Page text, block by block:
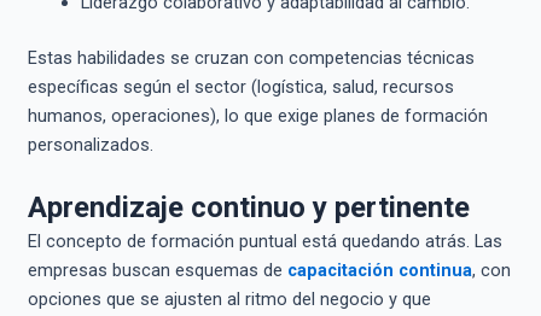
Estas habilidades se cruzan con competencias técnicas
específicas según el sector (logística, salud, recursos
humanos, operaciones), lo que exige planes de formación
personalizados.
Aprendizaje continuo y pertinente
El concepto de formación puntual está quedando atrás. Las
empresas buscan esquemas de capacitación continua, con
opciones que se ajusten al ritmo del negocio y que